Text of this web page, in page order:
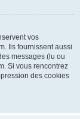
vos
Ils fournissent aussi
messages (lu ou
Si vous rencontrez
des cookies